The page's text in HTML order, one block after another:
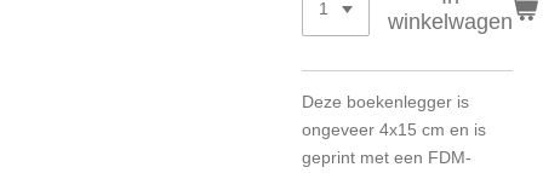
winkelwagen
Deze boekenlegger is
ongeveer 4x15 cm en is
geprint met een FDM-